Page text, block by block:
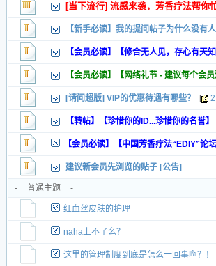
交易帖
新小字报
[当下流行] 流感来袭，芳香疗法帮你
【新手必读】我的提问帖子为什么没有
【会员必读】【修合无人见，存心有天知
【会员必读】【网络礼节 - 建议每个会员
[请问超版] VIP的优惠待遇有哪些？ [ 2
【转帖】【珍惜你的ID...珍惜你的名誉】
【会员必读】【中国芳香疗法“EDIY”论坛
建议新会员先浏览的贴子 [公告]
-==普通主题==-
红血丝皮肤的护理
naha上不了么？
这里的管理制度到底是怎么一回事啊？！